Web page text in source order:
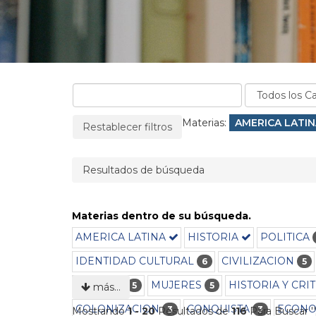
La página se recargará cuando se elimine un
Restablecer filtros Filtros aplicados:
Materias: Eliminar filtro
AMERICA
Resultados de búsqueda
Materias dentro de su búsqueda.
AMERICA LATINA
HISTORIA POLITICA
IDENTIDAD CULTURAL 6 CIVILIZACION 5
CULTURA 5 MUJERES 5 HISTORIA Y
COLONIZACION 3 CONQUISTA 3
más…
Mostrando1 - 20Resultados de116Para Buscar ''